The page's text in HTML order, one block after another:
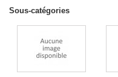
Sous-catégories